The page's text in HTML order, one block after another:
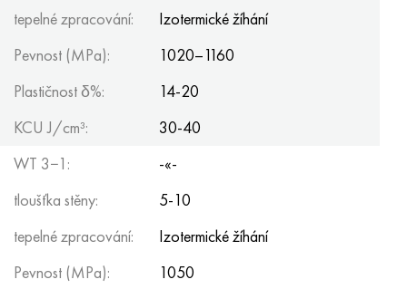
tepelné zpracování:
Izotermické žíhání
Pevnost (MPa):
1020–1160
Plastičnost δ%:
14-20
KCU J/cm³:
30-40
WT 3−1:
-«-
tloušťka stěny:
5-10
tepelné zpracování:
Izotermické žíhání
Pevnost (MPa):
1050